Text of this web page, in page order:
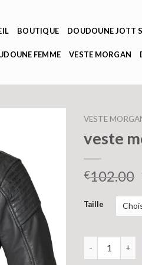
BOUTIQUE DOUDOUNE JOTT
FEMME VESTE MORGAN
VESTE
veste
€102.00
Taille